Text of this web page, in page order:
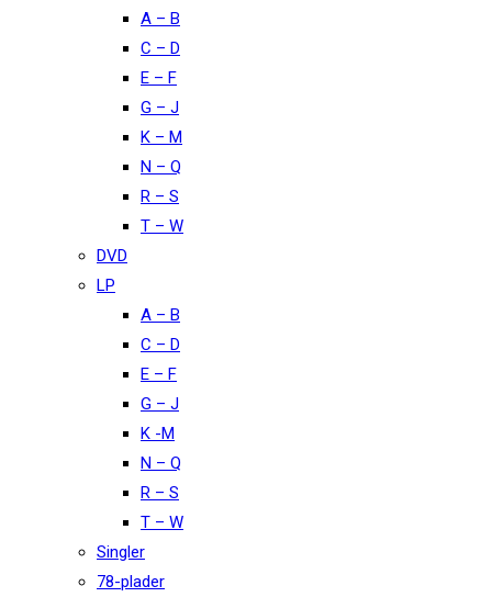
A – B
C – D
E – F
G – J
K – M
N – Q
R – S
T – W
DVD
LP
A – B
C – D
E – F
G – J
K -M
N – Q
R – S
T – W
Singler
78-plader